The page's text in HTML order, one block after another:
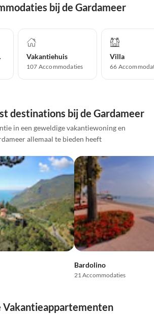
bij de Gardameer
Vakantiehuis
107 Accommodaties
Villa
66
destinations bij de Gardameer
in een geweldige vakantiewoning en
allemaal te bieden heeft
Bardolino
21 Accommodaties
Vakantieappartementen